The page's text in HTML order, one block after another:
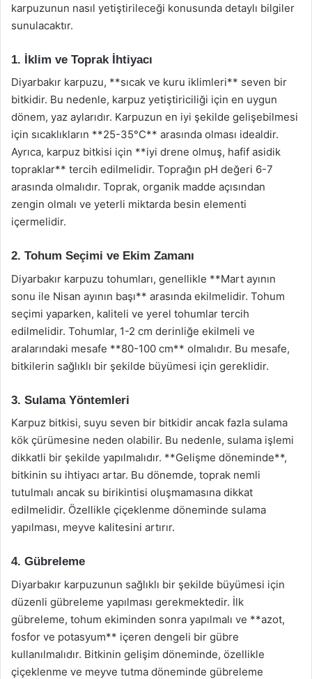
karpuzunun nasıl yetiştirileceği konusunda detaylı bilgiler
sunulacaktır.
1. İklim ve Toprak İhtiyacı
Diyarbakır karpuzu, **sıcak ve kuru iklimleri** seven bir
bitkidir. Bu nedenle, karpuz yetiştiriciliği için en uygun
dönem, yaz aylarıdır. Karpuzun en iyi şekilde gelişebilmesi
için sıcaklıkların **25-35°C** arasında olması idealdir.
Ayrıca, karpuz bitkisi için **iyi drene olmuş, hafif asidik
topraklar** tercih edilmelidir. Toprağın pH değeri 6-7
arasında olmalıdır. Toprak, organik madde açısından
zengin olmalı ve yeterli miktarda besin elementi
içermelidir.
2. Tohum Seçimi ve Ekim Zamanı
Diyarbakır karpuzu tohumları, genellikle **Mart ayının
sonu ile Nisan ayının başı** arasında ekilmelidir. Tohum
seçimi yaparken, kaliteli ve yerel tohumlar tercih
edilmelidir. Tohumlar, 1-2 cm derinliğe ekilmeli ve
aralarındaki mesafe **80-100 cm** olmalıdır. Bu mesafe,
bitkilerin sağlıklı bir şekilde büyümesi için gereklidir.
3. Sulama Yöntemleri
Karpuz bitkisi, suyu seven bir bitkidir ancak fazla sulama
kök çürümesine neden olabilir. Bu nedenle, sulama işlemi
dikkatli bir şekilde yapılmalıdır. **Gelişme döneminde**,
bitkinin su ihtiyacı artar. Bu dönemde, toprak nemli
tutulmalı ancak su birikintisi oluşmamasına dikkat
edilmelidir. Özellikle çiçeklenme döneminde sulama
yapılması, meyve kalitesini artırır.
4. Gübreleme
Diyarbakır karpuzunun sağlıklı bir şekilde büyümesi için
düzenli gübreleme yapılması gerekmektedir. İlk
gübreleme, tohum ekiminden sonra yapılmalı ve **azot,
fosfor ve potasyum** içeren dengeli bir gübre
kullanılmalıdır. Bitkinin gelişim döneminde, özellikle
çiçeklenme ve meyve tutma döneminde gübreleme